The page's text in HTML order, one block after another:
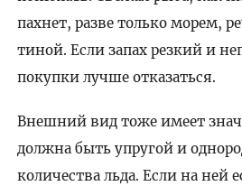
пахнет, разве только морем,
тиной. Если запах резкий и
покупки лучше отказаться.
Внешний вид тоже имеет
должна быть упругой и
количества льда. Если на ней